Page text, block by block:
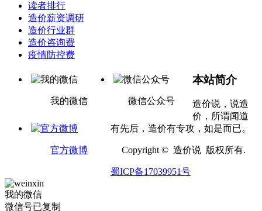
读者排行
造价薪资调研
造价行业群
造价咨询费
疫情防控费
我的微信 微信公众号
官方微博
本站简介
造价说，说造
价，所谓闻道
有先后，造价有专攻，如是而已。
Copyright © 造价说 版权所有.
蜀ICP备17039951号
我的微信
微信号已复制